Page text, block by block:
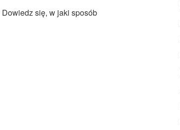
Dowiedz się, w jaki sposób